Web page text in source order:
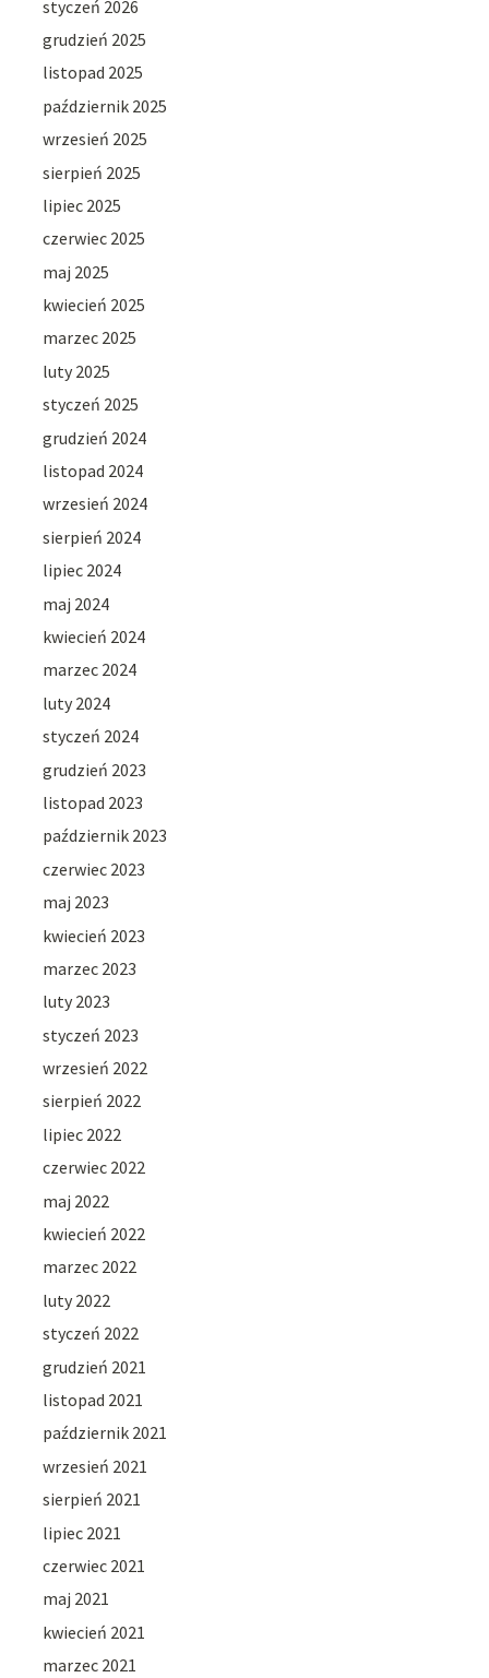
styczeń 2026
grudzień 2025
listopad 2025
październik 2025
wrzesień 2025
sierpień 2025
lipiec 2025
czerwiec 2025
maj 2025
kwiecień 2025
marzec 2025
luty 2025
styczeń 2025
grudzień 2024
listopad 2024
wrzesień 2024
sierpień 2024
lipiec 2024
maj 2024
kwiecień 2024
marzec 2024
luty 2024
styczeń 2024
grudzień 2023
listopad 2023
październik 2023
czerwiec 2023
maj 2023
kwiecień 2023
marzec 2023
luty 2023
styczeń 2023
wrzesień 2022
sierpień 2022
lipiec 2022
czerwiec 2022
maj 2022
kwiecień 2022
marzec 2022
luty 2022
styczeń 2022
grudzień 2021
listopad 2021
październik 2021
wrzesień 2021
sierpień 2021
lipiec 2021
czerwiec 2021
maj 2021
kwiecień 2021
marzec 2021